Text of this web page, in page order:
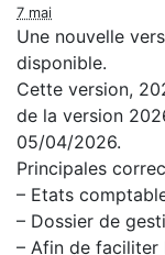
7 mai
Une nouvelle
disponible.
Cette version,
de la version
05/04/2026.
Principales
– Etats
– Dossier de
– Afin de faciliter